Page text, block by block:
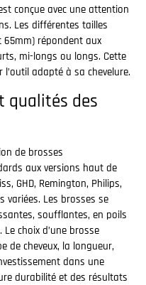
conçue avec une attention
Les différentes tailles
65mm) répondent aux
mi-longs ou longs. Cette
adapté à sa chevelure.
qualités des
de brosses
aux versions haut de
GHD, Remington, Philips,
variées. Les brosses se
soufflantes, en poils
choix d’une brosse
de cheveux, la longueur,
dans une
durabilité et des résultats